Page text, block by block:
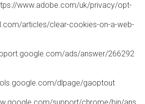
www.adobe.com/uk/privacy/opt-
articles/clear-cookies-on-a-web-
ads/answer/266292
dlpage/gaoptout